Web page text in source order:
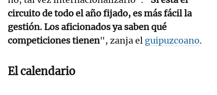
circuito de todo el año fijado, es más fácil la
gestión. Los aficionados ya saben qué
competiciones tienen", zanja el guipuzcoano.
El calendario